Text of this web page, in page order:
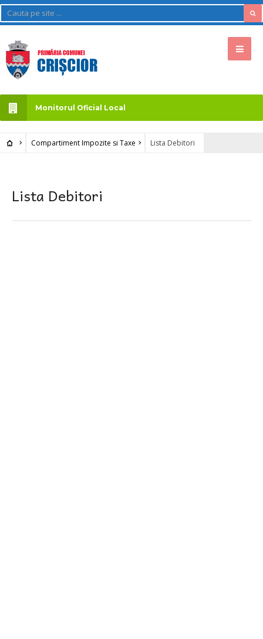
Monitorul Oficial Local
Compartiment Impozite si Taxe Lista Debitori
Lista Debitori